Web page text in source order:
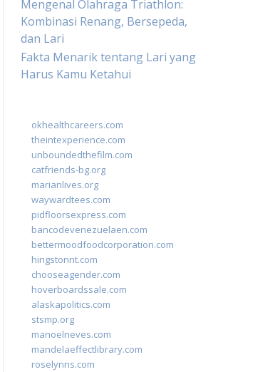
Mengenal Olahraga Triathlon:
Kombinasi Renang, Bersepeda,
dan Lari
Fakta Menarik tentang Lari yang
Harus Kamu Ketahui
okhealthcareers.com
theintexperience.com
unboundedthefilm.com
catfriends-bg.org
marianlives.org
waywardtees.com
pidfloorsexpress.com
bancodevenezuelaen.com
bettermoodfoodcorporation.com
hingstonnt.com
chooseagender.com
hoverboardssale.com
alaskapolitics.com
stsmp.org
manoelneves.com
mandelaeffectlibrary.com
roselynns.com